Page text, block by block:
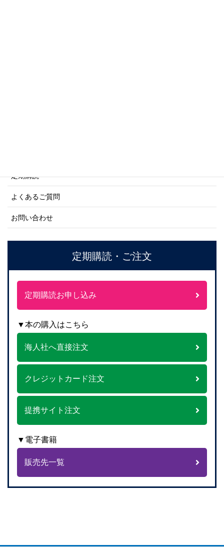
定期購読
よくあるご質問
お問い合わせ
定期購読・ご注文
定期購読お申し込み
▼本の購入はこちら
海人社へ直接注文
クレジットカード注文
提携サイト注文
▼電子書籍
販売先一覧